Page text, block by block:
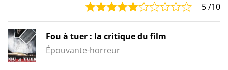
5/10
Fou à tuer : la critique du film
Épouvante-horreur